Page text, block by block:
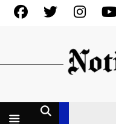
Skip
FacebookGorjeo